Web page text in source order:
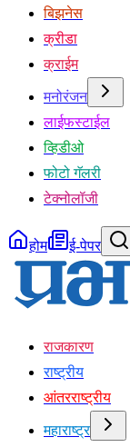
बिझनेस
क्रीडा
क्राईम
मनोरंजन
लाईफस्टाईल
व्हिडीओ
फोटो गॅलरी
टेक्नोलॉजी
होम ई-पेपर
राजकारण
राष्ट्रीय
आंतरराष्ट्रीय
महाराष्ट्र